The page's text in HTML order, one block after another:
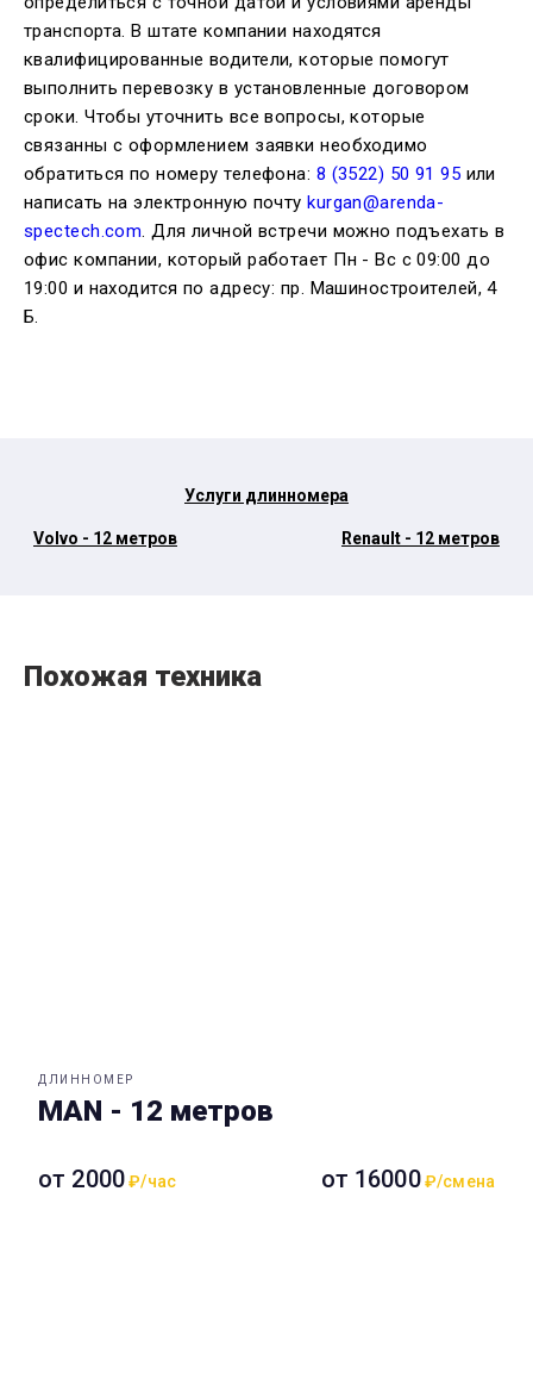
транспорта. В штате компании находятся
квалифицированные водители, которые помогут
выполнить перевозку в установленные договором
сроки. Чтобы уточнить все вопросы, которые
связанны с оформлением заявки необходимо
обратиться по номеру телефона: 8 (3522) 50 91 95 или
написать на электронную почтуkurgan@arenda-
spectech.com. Для личной встречи можно подъехать в
офис компании, который работает Пн - Вс с 09:00 до
19:00 и находится по адресу: пр. Машиностроителей, 4
Б.
Volvo - 12 метров
Услуги длинномера
Renault - 12 метров
Похожая техника
ДЛИННОМЕР
MAN - 12 метров
от 2000₽/час от 16000₽/смена